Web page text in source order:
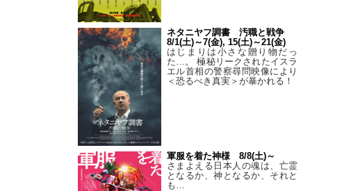
ネタニヤフ調書 汚職と戦争
8/1(土)～7(金), 15(土)～21(金)
はじまりは小さな贈り物だっ
た…。 極秘リークされたイスラ
エル首相の警察尋問映像により
＜恐るべき真実＞が暴かれる！
軍服を着た神様 8/8(土)～
さまよえる日本人の魂は、亡霊
となるか、神となるか、それと
も…